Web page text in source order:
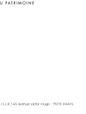
/ 45 avenue Victor Hugo - 75116 PARIS